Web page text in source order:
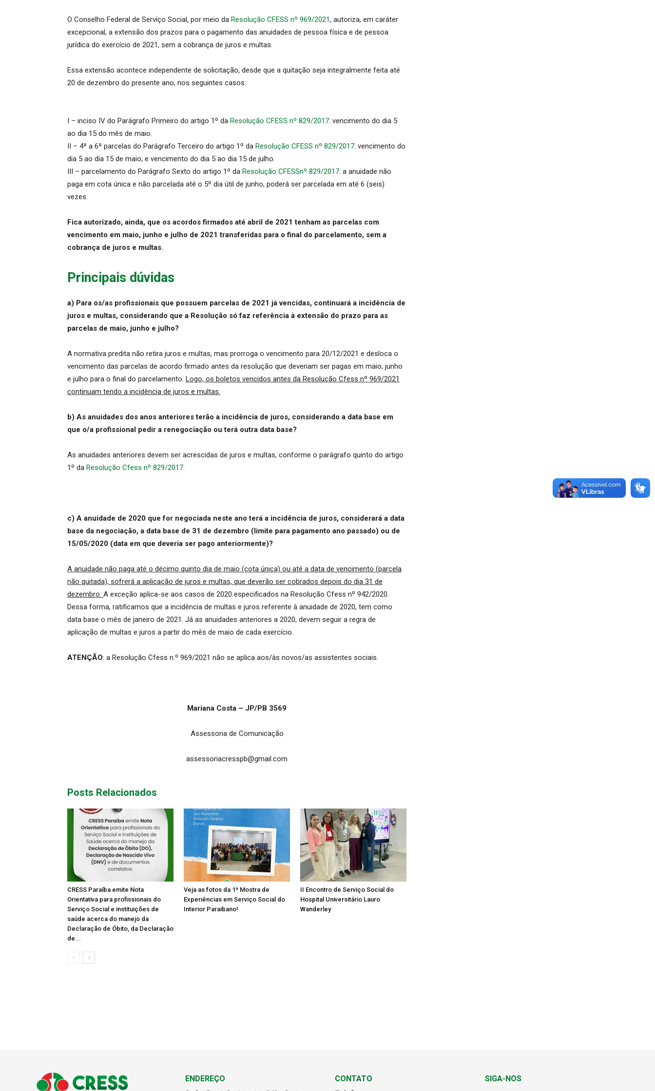
O Conselho Federal de Serviço Social, por meio da Resolução CFESS nº 969/2021, autoriza, em caráter
excepcional, a extensão dos prazos para o pagamento das anuidades de pessoa física e de pessoa
jurídica do exercício de 2021, sem a cobrança de juros e multas.
Essa extensão acontece independente de solicitação, desde que a quitação seja integralmente feita até
20 de dezembro do presente ano, nos seguintes casos:
I – inciso IV do Parágrafo Primeiro do artigo 1º da Resolução CFESS nº 829/2017: vencimento do dia 5
ao dia 15 do mês de maio.
II – 4ª a 6ª parcelas do Parágrafo Terceiro do artigo 1º da Resolução CFESS nº 829/2017: vencimento do
dia 5 ao dia 15 de maio; e vencimento do dia 5 ao dia 15 de julho.
III – parcelamento do Parágrafo Sexto do artigo 1º da Resolução CFESSnº 829/2017: a anuidade não
paga em cota única e não parcelada até o 5º dia útil de junho, poderá ser parcelada em até 6 (seis)
vezes.
Fica autorizado, ainda, que os acordos firmados até abril de 2021 tenham as parcelas com
vencimento em maio, junho e julho de 2021 transferidas para o final do parcelamento, sem a
cobrança de juros e multas.
Principais dúvidas
a) Para os/as profissionais que possuem parcelas de 2021 já vencidas, continuará a incidência de
juros e multas, considerando que a Resolução só faz referência à extensão do prazo para as
parcelas de maio, junho e julho?
A normativa predita não retira juros e multas, mas prorroga o vencimento para 20/12/2021 e desloca o
vencimento das parcelas de acordo firmado antes da resolução que deveriam ser pagas em maio, junho
e julho para o final do parcelamento. Logo, os boletos vencidos antes da Resolução Cfess nº 969/2021
continuam tendo a incidência de juros e multas.
b) As anuidades dos anos anteriores terão a incidência de juros, considerando a data base em
que o/a profissional pedir a renegociação ou terá outra data base?
As anuidades anteriores devem ser acrescidas de juros e multas, conforme o parágrafo quinto do artigo
1º da Resolução Cfess nº 829/2017.
c) A anuidade de 2020 que for negociada neste ano terá a incidência de juros, considerará a data
base da negociação, a data base de 31 de dezembro (limite para pagamento ano passado) ou de
15/05/2020 (data em que deveria ser pago anteriormente)?
A anuidade não paga até o décimo quinto dia de maio (cota única) ou até a data de vencimento (parcela
não quitada), sofrerá a aplicação de juros e multas, que deverão ser cobrados depois do dia 31 de
dezembro. A exceção aplica-se aos casos de 2020 especificados na Resolução Cfess nº 942/2020.
Dessa forma, ratificamos que a incidência de multas e juros referente à anuidade de 2020, tem como
data base o mês de janeiro de 2021. Já as anuidades anteriores a 2020, devem seguir a regra de
aplicação de multas e juros a partir do mês de maio de cada exercício.
ATENÇÃO: a Resolução Cfess n.º 969/2021 não se aplica aos/às novos/as assistentes sociais.
Mariana Costa – JP/PB 3569
Assessoria de Comunicação
assessoriacresspb@gmail.com
Posts Relacionados
CRESS Paraíba emite Nota
Orientativa para profissionais do
Serviço Social e instituições de
saúde acerca do manejo da
Declaração de Óbito, da Declaração
de...
Veja as fotos da 1ª Mostra de
Experiências em Serviço Social do
Interior Paraibano!
II Encontro de Serviço Social do
Hospital Universitário Lauro
Wanderley
ENDEREÇO
CONTATO
SIGA-NOS